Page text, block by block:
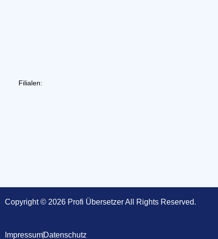
Filialen:
Copyright © 2026 Profi Übersetzer All Rights Reserved.
ImpressumDatenschutz